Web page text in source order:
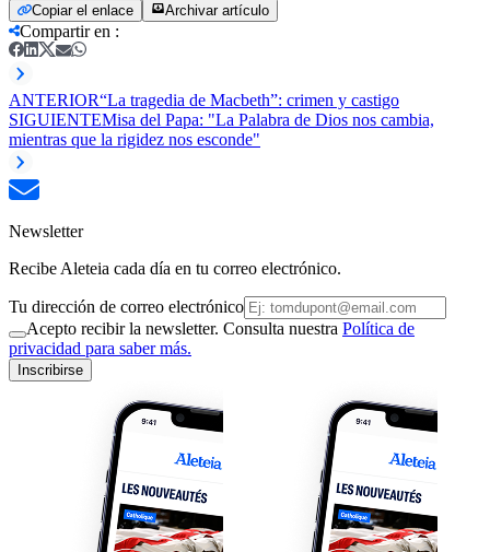
Copiar el enlace Archivar artículo
Compartir en :
ANTERIOR“La tragedia de Macbeth”: crimen y castigo
SIGUIENTEMisa del Papa: "La Palabra de Dios nos cambia,
mientras que la rigidez nos esconde"
Newsletter
Recibe Aleteia cada día en tu correo electrónico.
Tu dirección de correo electrónico
Acepto recibir la newsletter. Consulta nuestra Política de
privacidad para saber más.
Inscribirse